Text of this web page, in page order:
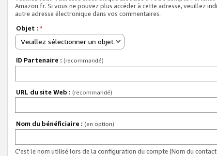
Amazon.fr. Si vous ne pouvez plus accéder à cette adresse, veuillez
autre adresse électronique dans vos commentaires.
Objet : *
Veuillez sélectionner un objet
ID Partenaire : (recommandé)
URL du site Web : (recommandé)
Nom du bénéficiaire : (en option)
C'est le nom utilisé lors de la configuration du compte (Nom du